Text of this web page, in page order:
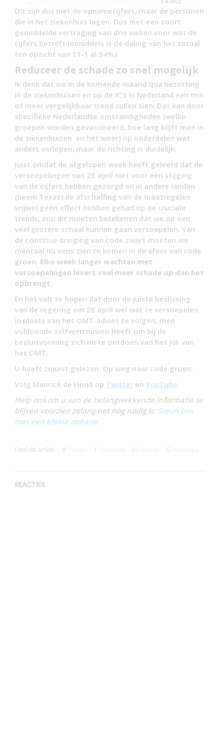
Dit zijn dus niet de opnamecijfers, maar de personen
die in het ziekenhuis lagen. Dus met een soort
gemiddelde vertraging van drie weken voor wat de
cijfers betreft (Inmiddels is de daling van het totaal
ten opzicht van 11-1 al 94%).
Reduceer de schade zo snel mogelijk
Ik denk dat we in de komende maand qua bezetting
in de ziekenhuisen en op de IC’s in Nederland een min
of meer vergelijkbaar trend zullen zien. Dat kan door
specifieke Nederlandse omstandigheden (welke
groepen worden gevaccineerd, hoe lang blijft men in
de ziekenhuizen en het weer) op onderdelen wat
anders verlopen, maar de richting is duidelijk.
Juist omdat de afgelopen week heeft geleerd dat de
versoepelingen van 28 april niet voor een stijging
van de cijfers hebben gezorgd en in andere landen
(neem Texas) de afschaffing van de maatregelen
vrijwel geen effect hebben gehad op de cruciale
trends, zou dit moeten betekenen dat we op een
veel grotere schaal kunnen gaan versoepelen. Van
de continue dreiging van code zwart moeten we
mentaal nu eens zien te komen in de sfeer van code
groen. Elke week langer wachten met
versoepelingen levert veel meer schade op dan het
opbrengt.
En het valt te hopen dat door de juiste beslissing
van de regering om 28 april wel wat te versoepelen
in plaats van het OMT-advies te volgen, men
voldoende zelfvertrouwen heeft om bij de
besluitvorming zich nu te ontdoen van het juk van
het OMT.
U heeft zojuist gelezen: Op weg naar code groen.
Volg Maurice de Hond op Twitter en YouTube.
Help ons om u van de belangwekkende informatie te
blijven voorzien zolang het nog nodig is. Steun ons
met een kleine donatie.
Deel dit artikel:
REACTIES